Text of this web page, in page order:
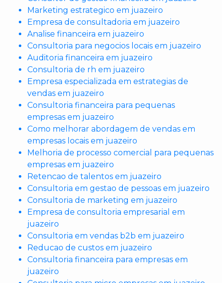
Marketing estrategico em juazeiro
Empresa de consultadoria em juazeiro
Analise financeira em juazeiro
Consultoria para negocios locais em juazeiro
Auditoria financeira em juazeiro
Consultoria de rh em juazeiro
Empresa especializada em estrategias de
vendas em juazeiro
Consultoria financeira para pequenas
empresas em juazeiro
Como melhorar abordagem de vendas em
empresas locais em juazeiro
Melhoria de processo comercial para pequenas
empresas em juazeiro
Retencao de talentos em juazeiro
Consultoria em gestao de pessoas em juazeiro
Consultoria de marketing em juazeiro
Empresa de consultoria empresarial em
juazeiro
Consultoria em vendas b2b em juazeiro
Reducao de custos em juazeiro
Consultoria financeira para empresas em
juazeiro